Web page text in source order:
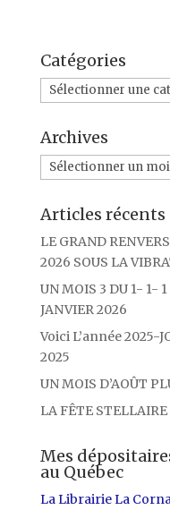
o
k
r
e
r
Catégories
Catégories
Archives
Archives
Articles récents
LE GRAND
2026 SOUS LA
UN MOIS 3 DU 1- 1-
JANVIER 2026
Voici L’année 2025-
2025
UN MOIS D’AOÛT
LA FÊTE
Mes
au Québec
La Librairie La